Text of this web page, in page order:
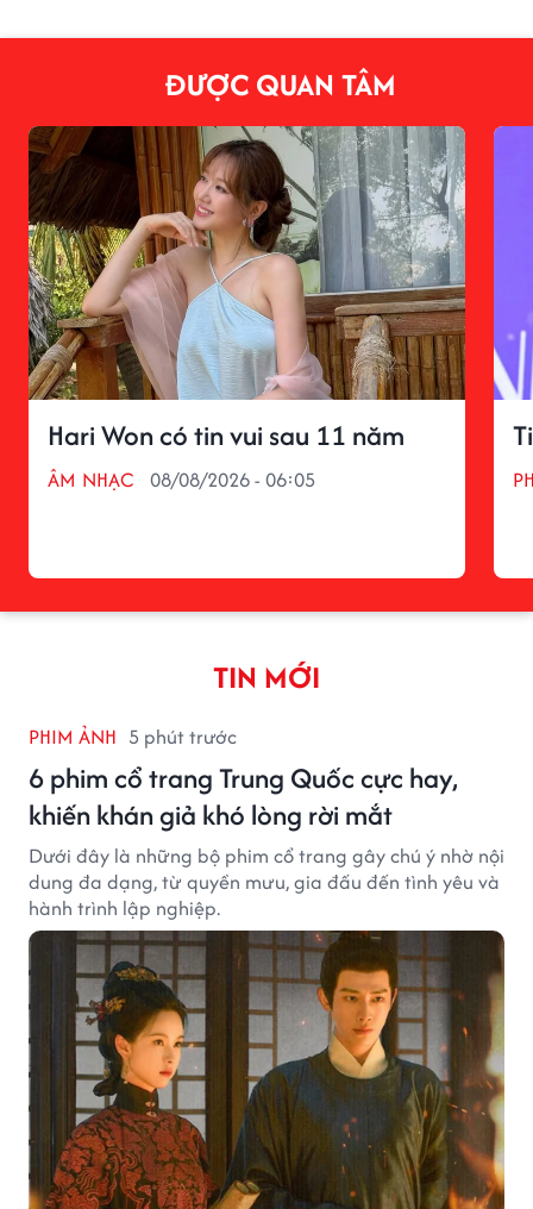
ĐƯỢC QUAN TÂM
Hari Won có tin vui sau 11 năm
ÂM NHẠC 08/08/2026 - 06:05
TIN MỚI
PHIM ẢNH 5 phút trước
6 phim cổ trang Trung Quốc cực hay,
khiến khán giả khó lòng rời mắt
Dưới đây là những bộ phim cổ trang gây chú ý nhờ nội
dung đa dạng, từ quyền mưu, gia đấu đến tình yêu và
hành trình lập nghiệp.